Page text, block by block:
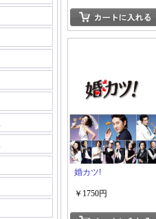
婚カツ!
￥1750円